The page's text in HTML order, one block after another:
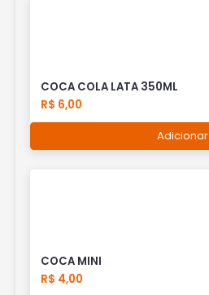
COCA COLA LATA 350ML
R$ 6,00
Adicionar
COCA MINI
R$ 4,00